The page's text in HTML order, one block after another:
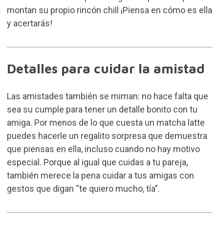
montan su propio rincón chill ¡Piensa en cómo es ella
y acertarás!
Detalles para cuidar la amistad
Las amistades también se miman: no hace falta que
sea su cumple para tener un detalle bonito con tu
amiga. Por menos de lo que cuesta un matcha latte
puedes hacerle un regalito sorpresa que demuestra
que piensas en ella, incluso cuando no hay motivo
especial. Porque al igual que cuidas a tu pareja,
también merece la pena cuidar a tus amigas con
gestos que digan “te quiero mucho, tía”.